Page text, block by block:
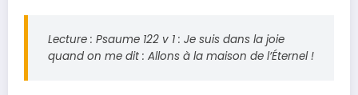
Lecture : Psaume 122 v 1 : Je suis dans la joie
quand on me dit : Allons à la maison de l’Éternel !